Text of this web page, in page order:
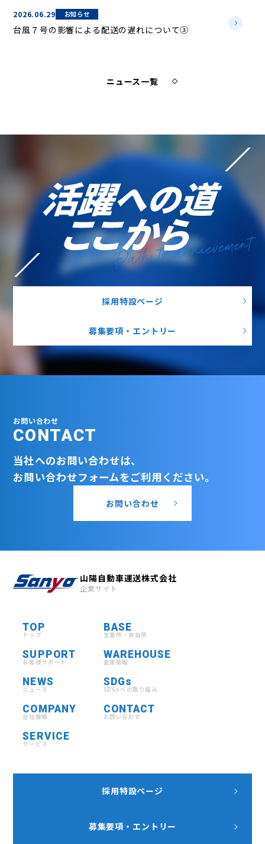
2026.06.29 お知らせ
台風７号の影響による配送の遅れについて③
ニュース一覧
Path to achievement
採用特設ページ
募集要項・エントリー
お問い合わせ
CONTACT
当社へのお問い合わせは、
お問い合わせフォームをご利用ください。
お問い合わせ
山陽自動車運送株式会社
企業サイト
採用特設ページ
募集要項・エントリー
TOP
トップ
COMPANY
会社情報
WAREHOUSE
倉庫情報
SUPPORT
お客様サポート
SERVICE
サービス
SDGs
SDGsへの取り組み
NEWS
ニュース
BASE
営業所・荷扱所
CONTACT
お問い合わせ